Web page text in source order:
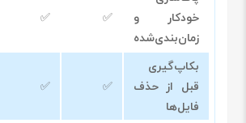
خودکار و
زمان‌بندی‌شده
✅
✅
بکاپ‌گیری
قبل از حذف
فایل‌ها
✅
✅